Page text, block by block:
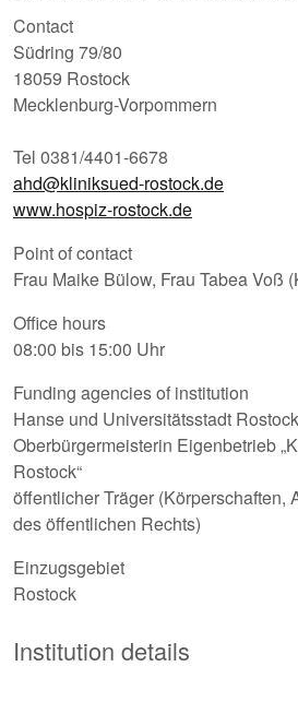
Contact
Südring 79/80
18059 Rostock
Mecklenburg-Vorpommern
Tel 0381/4401-6678
ahd@kliniksued-rostock.de
www.hospiz-rostock.de
Point of contact
Frau Maike Bülow, Frau Tabea Voß
Office hours
08:00 bis 15:00 Uhr
Funding agencies of institution
Hanse und Universitätsstadt
Oberbürgermeisterin Eigenbetrieb
Rostock“
öffentlicher Träger (Körperschaften,
des öffentlichen Rechts)
Einzugsgebiet
Rostock
Institution details